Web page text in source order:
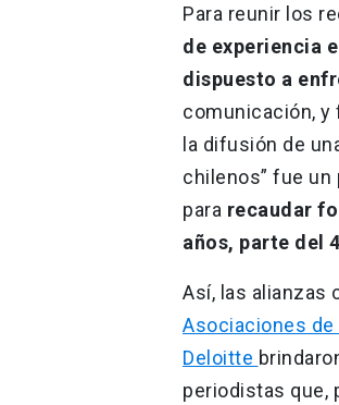
Para reunir los
de experiencia
dispuesto a
comunicación, y
la difusión de
chilenos” fue
para recaudar
años, parte del
Así, las alianzas
Asociaciones
Deloitte
periodistas que,